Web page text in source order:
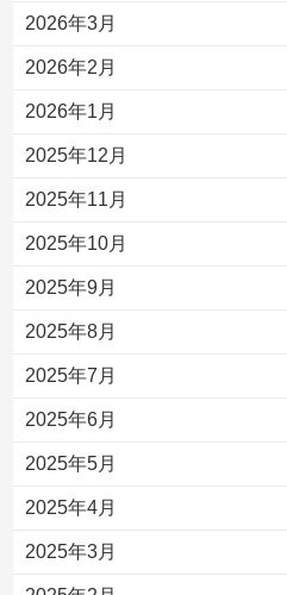
2026年3月
2026年2月
2026年1月
2025年12月
2025年11月
2025年10月
2025年9月
2025年8月
2025年7月
2025年6月
2025年5月
2025年4月
2025年3月